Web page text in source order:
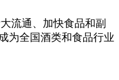
流通、加快食品和副
为全国酒类和食品行业